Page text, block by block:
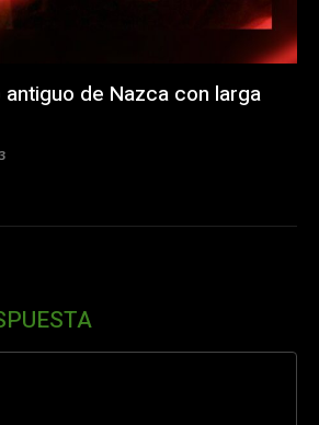
de Nazca con larga